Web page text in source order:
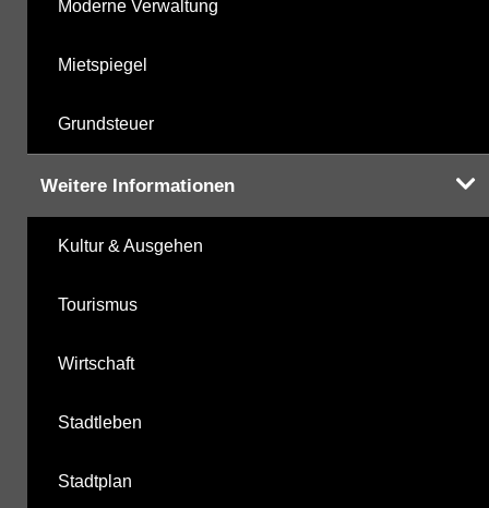
Moderne Verwaltung
Mietspiegel
Grundsteuer
Weitere Informationen
Kultur & Ausgehen
Tourismus
Wirtschaft
Stadtleben
Stadtplan